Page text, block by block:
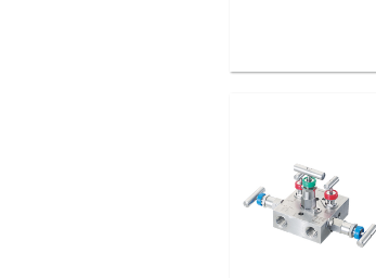
サポート